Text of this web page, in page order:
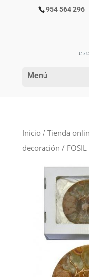
954 564 296
Inicio / Tienda
decoración / FOSIL